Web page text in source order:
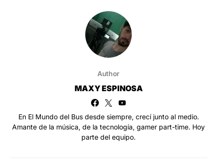
Author
MAXY ESPINOSA
En El Mundo del Bus desde siempre, crecí junto al medio.
Amante de la música, de la tecnología, gamer part-time. Hoy
parte del equipo.